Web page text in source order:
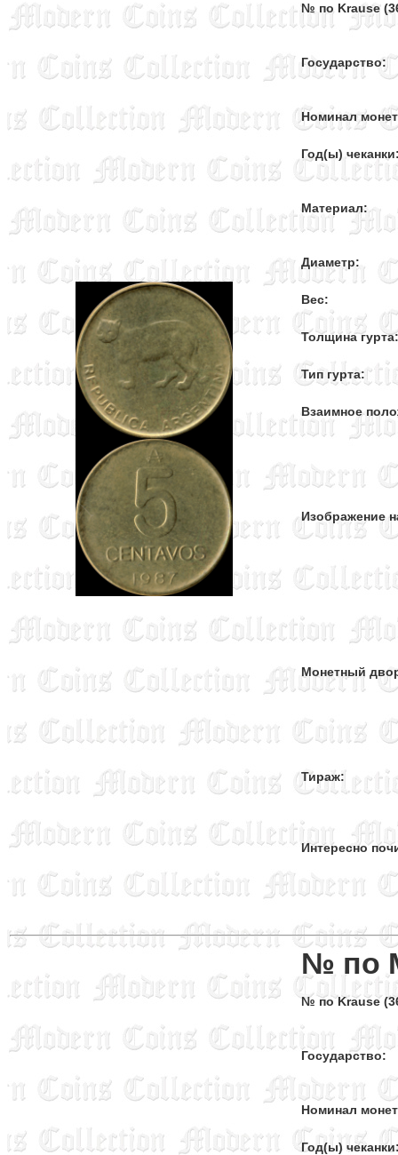
№ по Krause
Государство:
Номинал
Год(ы)
Материал:
Диаметр:
Вес:
Толщина гурта:
Тип гурта:
Взаимное
Изображение
Монетный
Тираж:
Интересно
№ по
№ по Krause
Государство:
Номинал
Год(ы)